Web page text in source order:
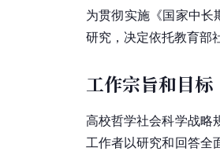
为贯彻实施《国家中
研究，决定依托教育部
工作宗旨和目标
高校哲学社会科学战略
工作者以研究和回答全